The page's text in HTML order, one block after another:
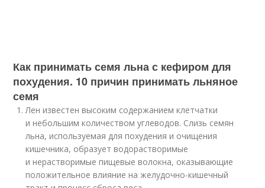
Как принимать семя льна с кефиром для
похудения. 10 причин принимать льняное
семя
Лен известен высоким содержанием клетчатки
и небольшим количеством углеводов. Слизь семян
льна, используемая для похудения и очищения
кишечника, образует водорастворимые
и нерастворимые пищевые волокна, оказывающие
положительное влияние на желудочно-кишечный